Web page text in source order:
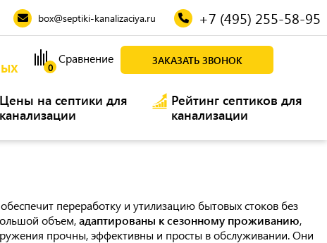
box@septiki-kanalizaciya.ru +7 (495) 255-58-95
0
Сравнение ЗАКАЗАТЬ ЗВОНОК
Цены на септики для
канализации
Рейтинг септиков для
канализации
переработку и утилизацию бытовых стоков без
объем,адаптированы к сезонному проживанию,
прочны, эффективны и просты в обслуживании. Они